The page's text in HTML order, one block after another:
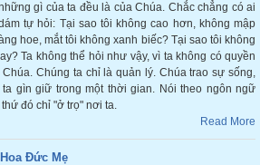
gì của ta đều là của Chúa. Chắc chẳng có ai
tự hỏi: Tại sao tôi không cao hơn, không mập
hoe, mắt tôi không xanh biếc? Tại sao tôi không
Ta không thể hỏi như vậy, vì ta không có quyền
Chúng ta chỉ là quản lý. Chúa trao sự sống,
gìn giữ trong một thời gian. Nói theo ngôn ngữ
đó chỉ "ở trọ" nơi ta.
Read More
Đức Mẹ